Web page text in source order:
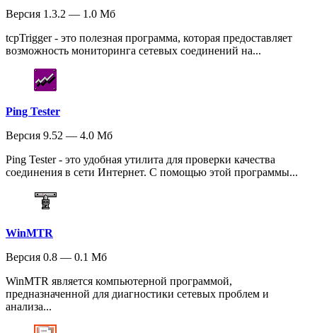
Версия 1.3.2 — 1.0 Мб
tcpTrigger - это полезная программа, которая предоставляет
возможность мониторинга сетевых соединений на...
Ping Tester
Версия 9.52 — 4.0 Мб
Ping Tester - это удобная утилита для проверки качества
соединения в сети Интернет. С помощью этой программы...
WinMTR
Версия 0.8 — 0.1 Мб
WinMTR является компьютерной программой,
предназначенной для диагностики сетевых проблем и
анализа...